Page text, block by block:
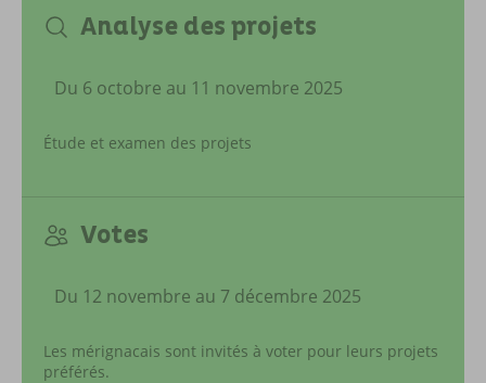
Analyse des projets
Du 6 octobre au 11 novembre 2025
Étude et examen des projets
Votes
Du 12 novembre au 7 décembre 2025
Les mérignacais sont invités à voter pour leurs projets
préférés.